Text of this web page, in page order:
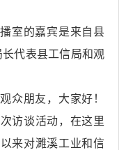
室的嘉宾是来自县
代表县工信局和观
众朋友，大家好！
访谈活动，在这里
来对濉溪工业和信